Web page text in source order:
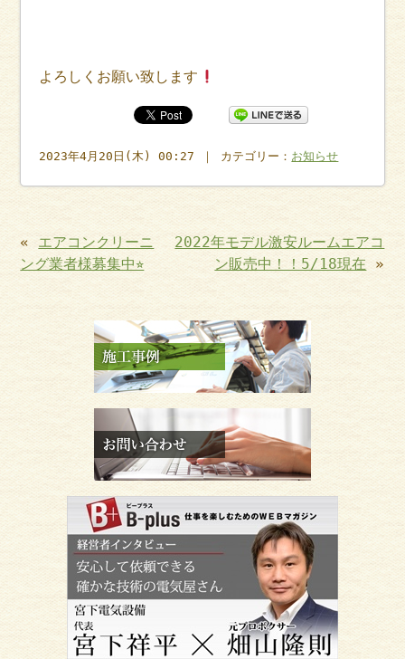
よろしくお願い致します
2023年4月20日(木) 00:27 ｜ カテゴリー： お知らせ
«エアコンクリーニ
ング業者様募集中⭐︎
2022年モデル激安ルームエアコ
ン販売中！！5/18現在 »